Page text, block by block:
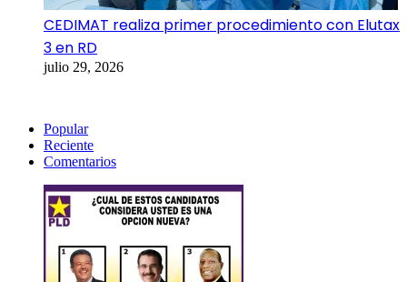
CEDIMAT realiza primer procedimiento con Elutax
3 en RD
julio 29, 2026
Popular
Reciente
Comentarios